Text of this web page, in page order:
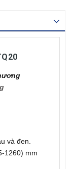
và đen.
1260) mm